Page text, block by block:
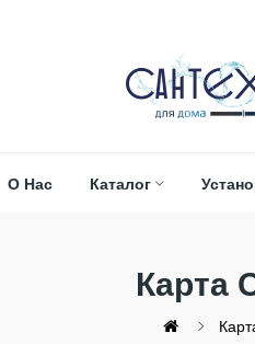
О Нас Каталог
Карта